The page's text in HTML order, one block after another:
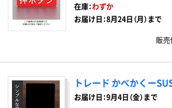
在庫：わずか
お届け日：8月24日（月）まで
販
トレード かべかくー
お届け日：9月4日（金）まで